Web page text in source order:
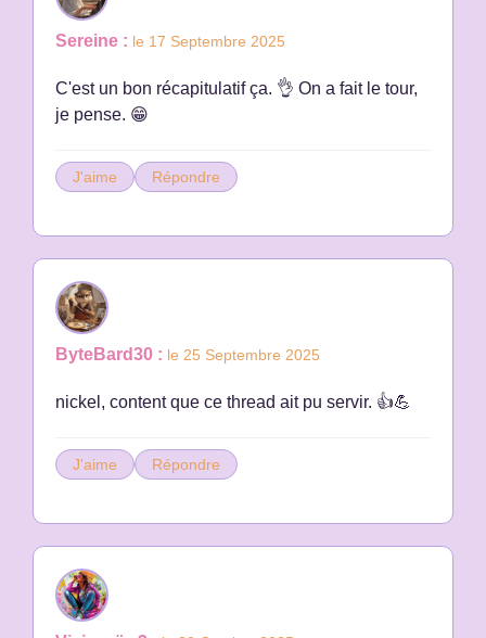
Sereine : le 17 Septembre 2025
C'est un bon récapitulatif ça. 👌 On a fait le tour,
je pense. 😁
J'aime Répondre
ByteBard30 : le 25 Septembre 2025
nickel, content que ce thread ait pu servir. 👍💪
J'aime Répondre